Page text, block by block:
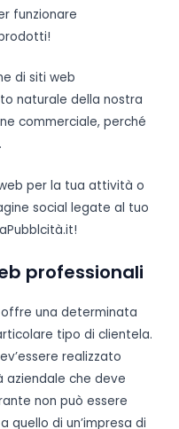
funzionare
di siti web
naturale della nostra
commerciale, perché
per la tua attività o
social legate al tuo
professionali
una determinata
tipo di clientela.
realizzato
aziendale che deve
non può essere
quello di un’impresa di